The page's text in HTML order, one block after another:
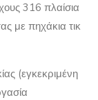
316 πλαίσια
με πηχάκια τικ
(εγκεκριμένη